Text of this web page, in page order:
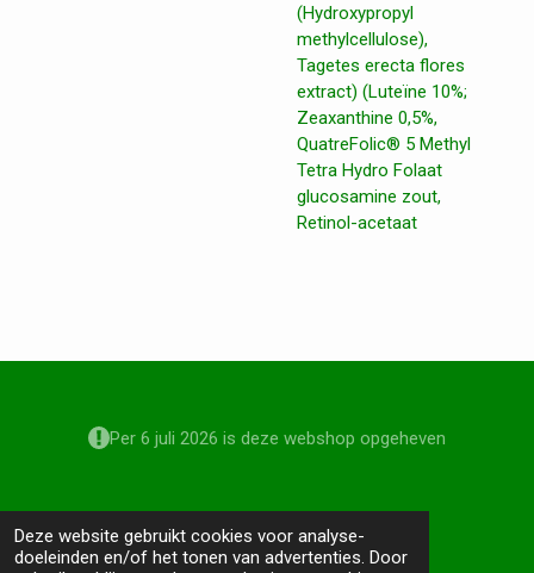
Deze website gebruikt cookies voor analyse-
doeleinden en/of het tonen van advertenties. Door
(Hydroxypropyl
methylcellulose),
Tagetes erecta flores
extract) (Luteïne 10%;
Zeaxanthine 0,5%,
QuatreFolic® 5 Methyl
Tetra Hydro Folaat
glucosamine zout,
Retinol-acetaat
Per 6 juli 2026 is deze webshop opgeheven
© 2020 - 2026 All About Naturals